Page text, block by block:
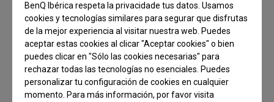
BenQ Ibérica respeta la privacidade tus datos. Usamos
cookies y tecnologías similares para segurar que disfrutas
de la mejor experiencia al visitar nuestra web. Puedes
aceptar estas cookies al clicar "Aceptar cookies" o bien
puedes clicar en "Sólo las cookies necesarias" para
rechazar todas las tecnologías no esenciales. Puedes
personalizar tu configuración de cookies en cualquier
momento. Para más información, por favor visita